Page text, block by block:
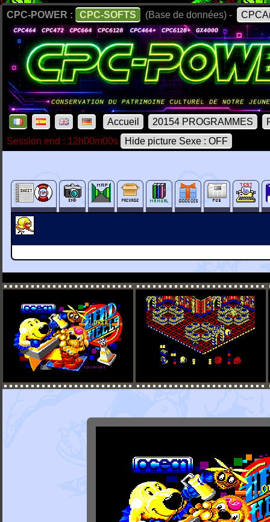
CPC-POWER : CPC-SOFTS (Base de données) -
Accueil 20154 PROGRAMMES
Session end : 12h00m00s
Hide picture Sexe : OFF